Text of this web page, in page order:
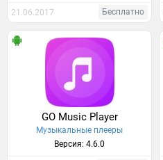
21.06.2017 Бесплатно
GO Music Player
Музыкальные плееры
Версия: 4.6.0